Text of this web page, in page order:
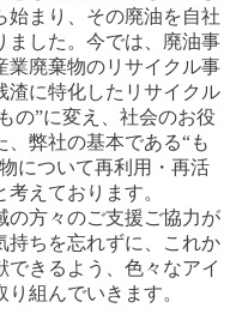
して日々活動していま